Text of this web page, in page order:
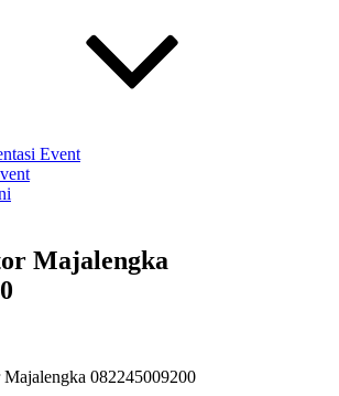
Event
Majalengka
Majalengka 082245009200